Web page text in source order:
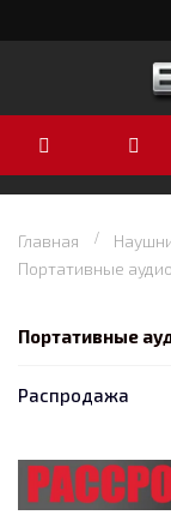
Главная
Портативные
Портативные
Распродажа